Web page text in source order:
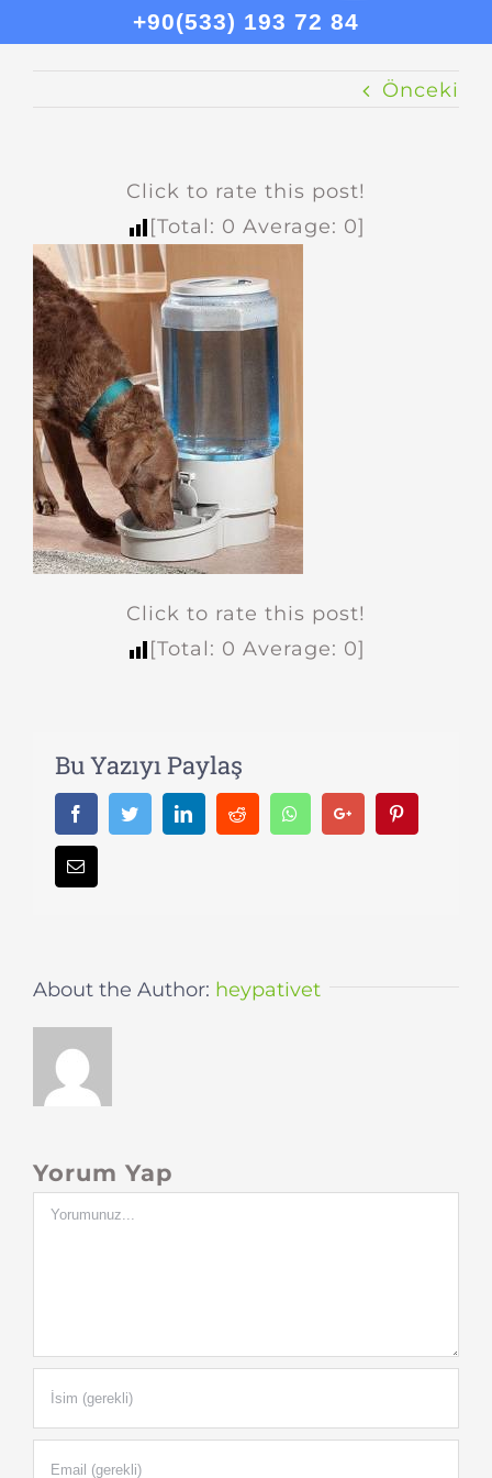
Önceki
Click to rate this post!
[Total: 0 Average: 0]
Click to rate this post!
[Total: 0 Average: 0]
Bu Yazıyı Paylaş
FacebookTwitter LinkedInReddit WhatsappGoogle+
About the Author: heypativet
Yorum Yap
Yorum
+90(533) 193 72 84